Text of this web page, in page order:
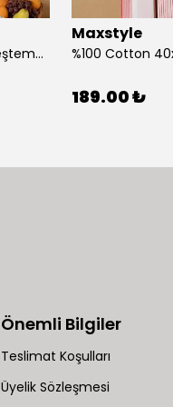
%100 Cotton 40x60 Cm Çizgili Peştemal Kurulama Bezi 2 Li Set
Maxstyle
189.00 ₺
Önemli Bilgiler
Teslimat Koşulları
Üyelik Sözleşmesi